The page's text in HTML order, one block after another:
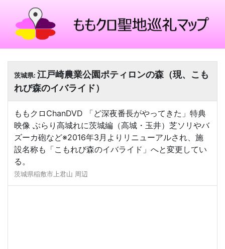
茨城県: 江戸崎農業公園ポティロンの森（現、こも
れび森のイバライド）
ももクロChanDVD 「ど深夜番長がやってきた」特典
映像 ぶらり高城れに茨城編（高城・玉井）芝ソリやバ
ズーカ砲など※2016年3月よりリニューアルされ、施
設名称も「こもれび森のイバライド」へと変更してい
る。
茨城県稲敷市上君山 周辺